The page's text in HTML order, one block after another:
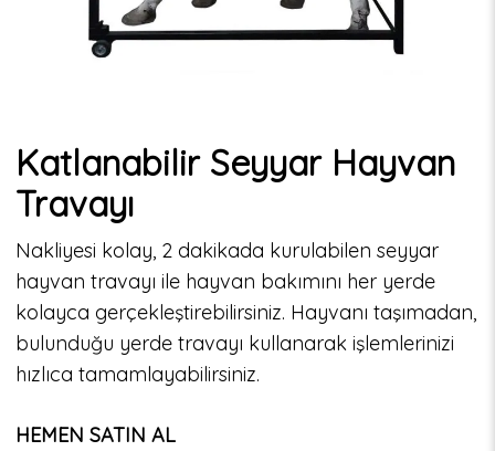
Katlanabilir Seyyar Hayvan
Travayı
Nakliyesi kolay, 2 dakikada kurulabilen seyyar
hayvan travayı ile hayvan bakımını her yerde
kolayca gerçekleştirebilirsiniz. Hayvanı taşımadan,
bulunduğu yerde travayı kullanarak işlemlerinizi
hızlıca tamamlayabilirsiniz.
HEMEN SATIN AL